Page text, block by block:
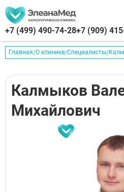
+7 (499) 490-74-28+7 (909)
Главная О клинике Специалисты
Калмыков
Михайлович